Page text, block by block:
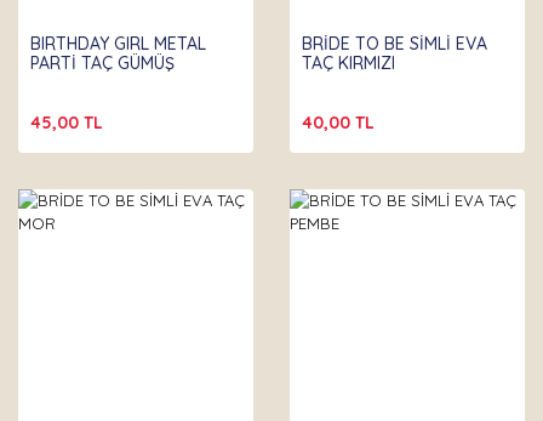
BIRTHDAY GIRL METAL
PARTİ TAÇ GÜMÜŞ
45,00 TL
BRİDE TO BE SİMLİ EVA
TAÇ KIRMIZI
40,00 TL